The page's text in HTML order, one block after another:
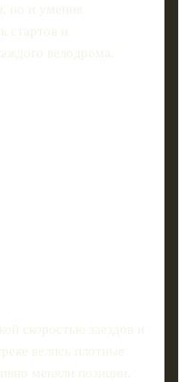
но и умения
стартов и
велодрома.
скоростью заездов и
велись плотные
меняли позиции,